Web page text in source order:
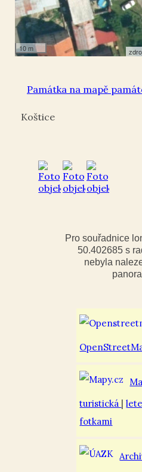
10 m
Památka na mapě
Koštice
Pro souřadnice
50.402685 s
nebyla
turistická |
fotkami